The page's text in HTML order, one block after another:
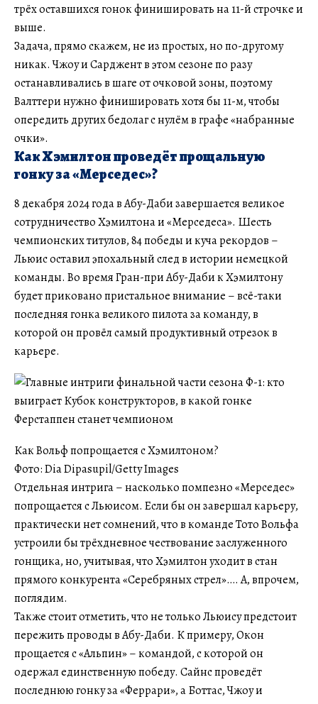
трёх оставшихся гонок финишировать на 11-й строчке и
выше.
Задача, прямо скажем, не из простых, но по-другому
никак. Чжоу и Сарджент в этом сезоне по разу
останавливались в шаге от очковой зоны, поэтому
Валттери нужно финишировать хотя бы 11-м, чтобы
опередить других бедолаг с нулём в графе «набранные
очки».
Как Хэмилтон проведёт прощальную
гонку за «Мерседес»?
8 декабря 2024 года в Абу-Даби завершается великое
сотрудничество Хэмилтона и «Мерседеса». Шесть
чемпионских титулов, 84 победы и куча рекордов –
Льюис оставил эпохальный след в истории немецкой
команды. Во время Гран-при Абу-Даби к Хэмилтону
будет приковано пристальное внимание – всё-таки
последняя гонка великого пилота за команду, в
которой он провёл самый продуктивный отрезок в
карьере.
Как Вольф попрощается с Хэмилтоном?
Фото: Dia Dipasupil/Getty Images
Отдельная интрига – насколько помпезно «Мерседес»
попрощается с Льюисом. Если бы он завершал карьеру,
практически нет сомнений, что в команде Тото Вольфа
устроили бы трёхдневное чествование заслуженного
гонщика, но, учитывая, что Хэмилтон уходит в стан
прямого конкурента «Серебряных стрел»…. А, впрочем,
поглядим.
Также стоит отметить, что не только Льюису предстоит
пережить проводы в Абу-Даби. К примеру, Окон
прощается с «Альпин» – командой, с которой он
одержал единственную победу. Сайнс проведёт
последнюю гонку за «Феррари», а Боттас, Чжоу и